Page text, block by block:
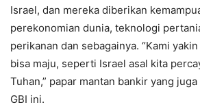
Israel, dan mereka diberikan
perekonomian dunia, teknologi
perikanan dan sebagainya. “Kami
bisa maju, seperti Israel asal kita
Tuhan,” papar mantan bankir yang
GBI ini.